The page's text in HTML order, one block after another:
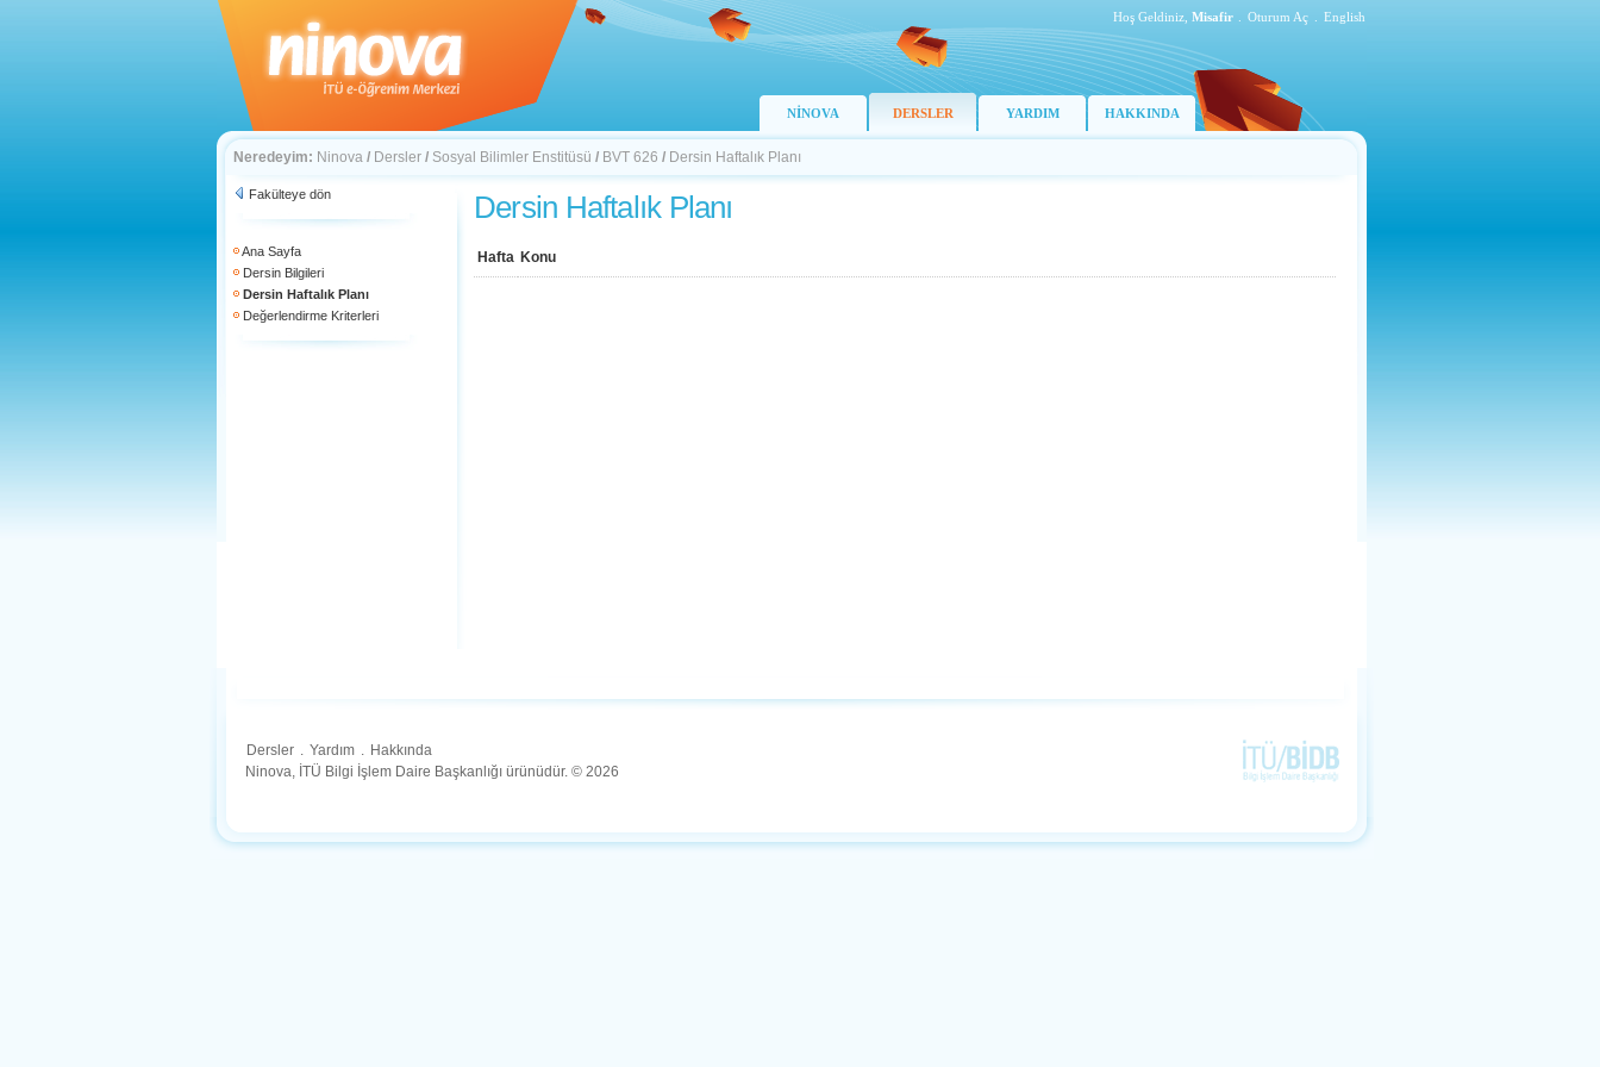
Hoş Geldiniz, Misafir Oturum Aç English
NİNOVA DERSLER YARDIM HAKKINDA
Neredeyim: Ninova / Dersler / Sosyal Bilimler Enstitüsü / BVT 626 / Dersin Haftalık Planı
Fakülteye dön
Ana Sayfa
Dersin Bilgileri
Dersin Haftalık Planı
Değerlendirme Kriterleri
Dersin Haftalık Planı
Hafta Konu
Dersler . Yardım . Hakkında
Ninova, İTÜ Bilgi İşlem Daire Başkanlığı ürünüdür. © 2026